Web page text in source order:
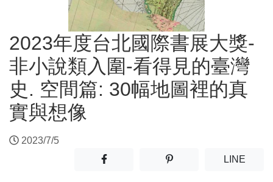
2023年度台北國際書展大獎-
非小說類入圍-看得見的臺灣
史. 空間篇: 30幅地圖裡的真
實與想像
2023/7/5
分享至facebook(另開新視窗)
分享至噗浪(另開新視窗)
LINE(另開